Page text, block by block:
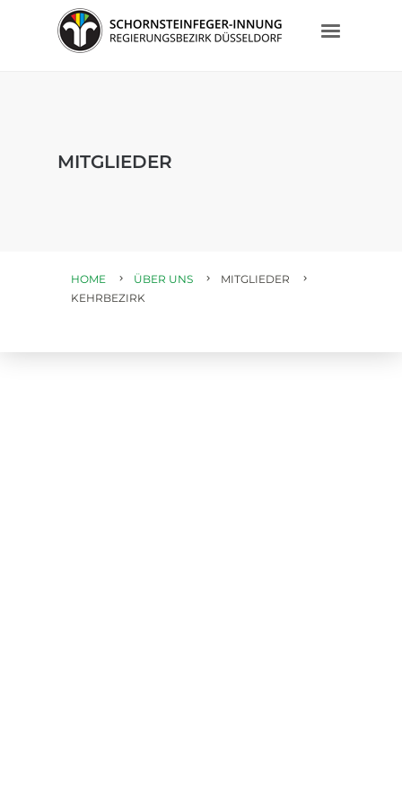
MITGLIEDER
HOME ÜBER UNS
MITGLIEDER
KEHRBEZIRK